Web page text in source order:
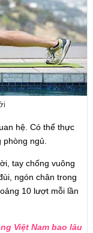
hệ. Có thể thực
phòng ngủ.
tay chống vuông
ngón chân trong
10 lượt mỗi lần
Việt Nam bao lâu